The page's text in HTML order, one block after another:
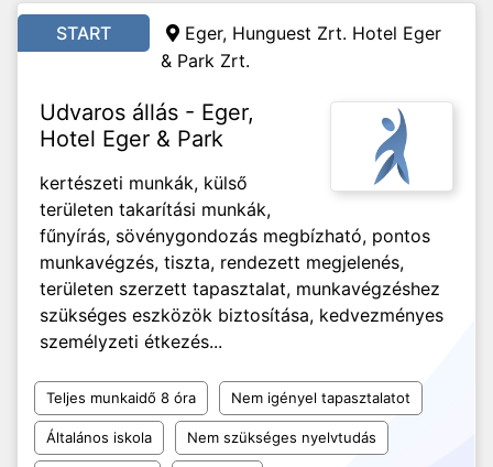
START
Eger, Hunguest Zrt. Hotel Eger
& Park Zrt.
Udvaros állás - Eger,
Hotel Eger & Park
kertészeti munkák, külső
területen takarítási munkák,
fűnyírás, sövénygondozás megbízható, pontos
munkavégzés, tiszta, rendezett megjelenés,
területen szerzett tapasztalat, munkavégzéshez
szükséges eszközök biztosítása, kedvezményes
személyzeti étkezés...
Teljes munkaidő 8 óra Nem igényel tapasztalatot
Általános iskola Nem szükséges nyelvtudás